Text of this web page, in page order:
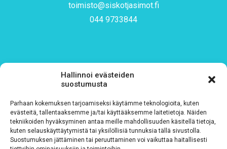
Hallinnoi evästeiden
suostumusta
Parhaan kokemuksen tarjoamiseksi käytämme teknologioita, kuten
evästeitä, tallentaaksemme ja/tai käyttääksemme laitetietoja. Näiden
tekniikoiden hyväksyminen antaa meille mahdollisuuden käsitellä tietoja,
kuten selauskäyttäytymistä tai yksilöllisiä tunnuksia tällä sivustolla.
Suostumuksen jättäminen tai peruuttaminen voi vaikuttaa haitallisesti
toimisto@siskotjasimot.fi
044 9733844
Tilaa uutiskirjeemme
Sähköposti *